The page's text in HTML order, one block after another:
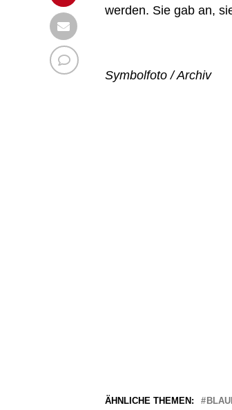
werden. Sie gab an,
Symbolfoto / Archiv
ÄHNLICHE THEMEN: